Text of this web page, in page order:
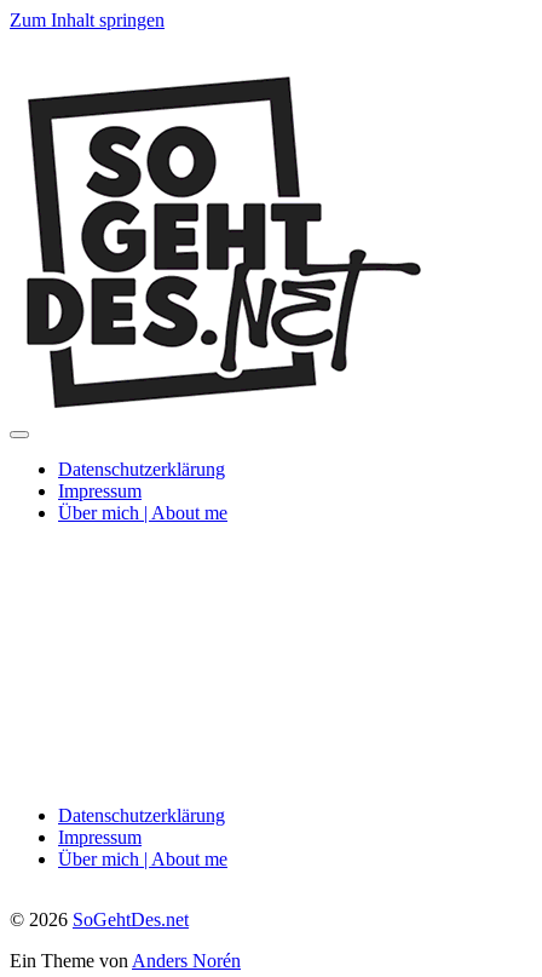
Zum Inhalt springen
Menü
umschaltenDatenschutzerklärung
Impressum
Über mich | About me
Datenschutzerklärung
Impressum
Über mich | About me
© 2026 SoGehtDes.net
Ein Theme von Anders Norén